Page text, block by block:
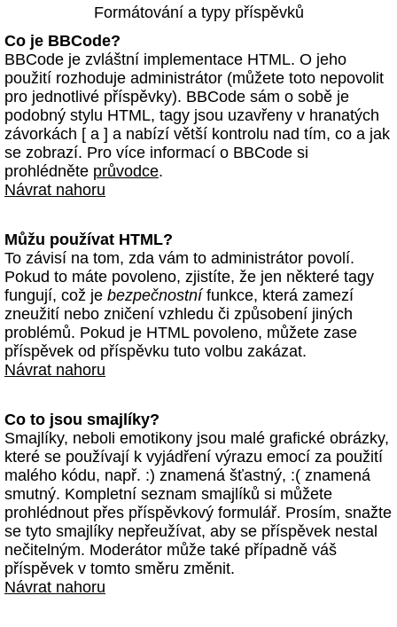
Formátování a typy příspěvků
Co je BBCode?
BBCode je zvláštní implementace HTML. O jeho
použití rozhoduje administrátor (můžete toto nepovolit
pro jednotlivé příspěvky). BBCode sám o sobě je
podobný stylu HTML, tagy jsou uzavřeny v hranatých
závorkách [ a ] a nabízí větší kontrolu nad tím, co a jak
se zobrazí. Pro více informací o BBCode si
prohlédněte průvodce.
Návrat nahoru
Můžu používat HTML?
To závisí na tom, zda vám to administrátor povolí.
Pokud to máte povoleno, zjistíte, že jen některé tagy
fungují, což je bezpečnostnífunkce, která zamezí
zneužití nebo zničení vzhledu či způsobení jiných
problémů. Pokud je HTML povoleno, můžete zase
příspěvek od příspěvku tuto volbu zakázat.
Návrat nahoru
Co to jsou smajlíky?
Smajlíky, neboli emotikony jsou malé grafické obrázky,
které se používají k vyjádření výrazu emocí za použití
malého kódu, např. :) znamená šťastný, :( znamená
smutný. Kompletní seznam smajlíků si můžete
prohlédnout přes příspěvkový formulář. Prosím, snažte
se tyto smajlíky nepřeužívat, aby se příspěvek nestal
nečitelným. Moderátor může také případně váš
příspěvek v tomto směru změnit.
Návrat nahoru